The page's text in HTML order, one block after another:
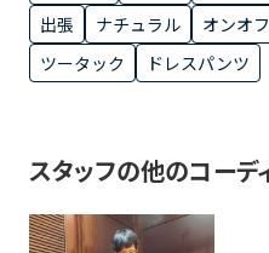
出張
ナチュラル オンオ
ツータック
ドレスパンツ
スタッフの他のコーデ